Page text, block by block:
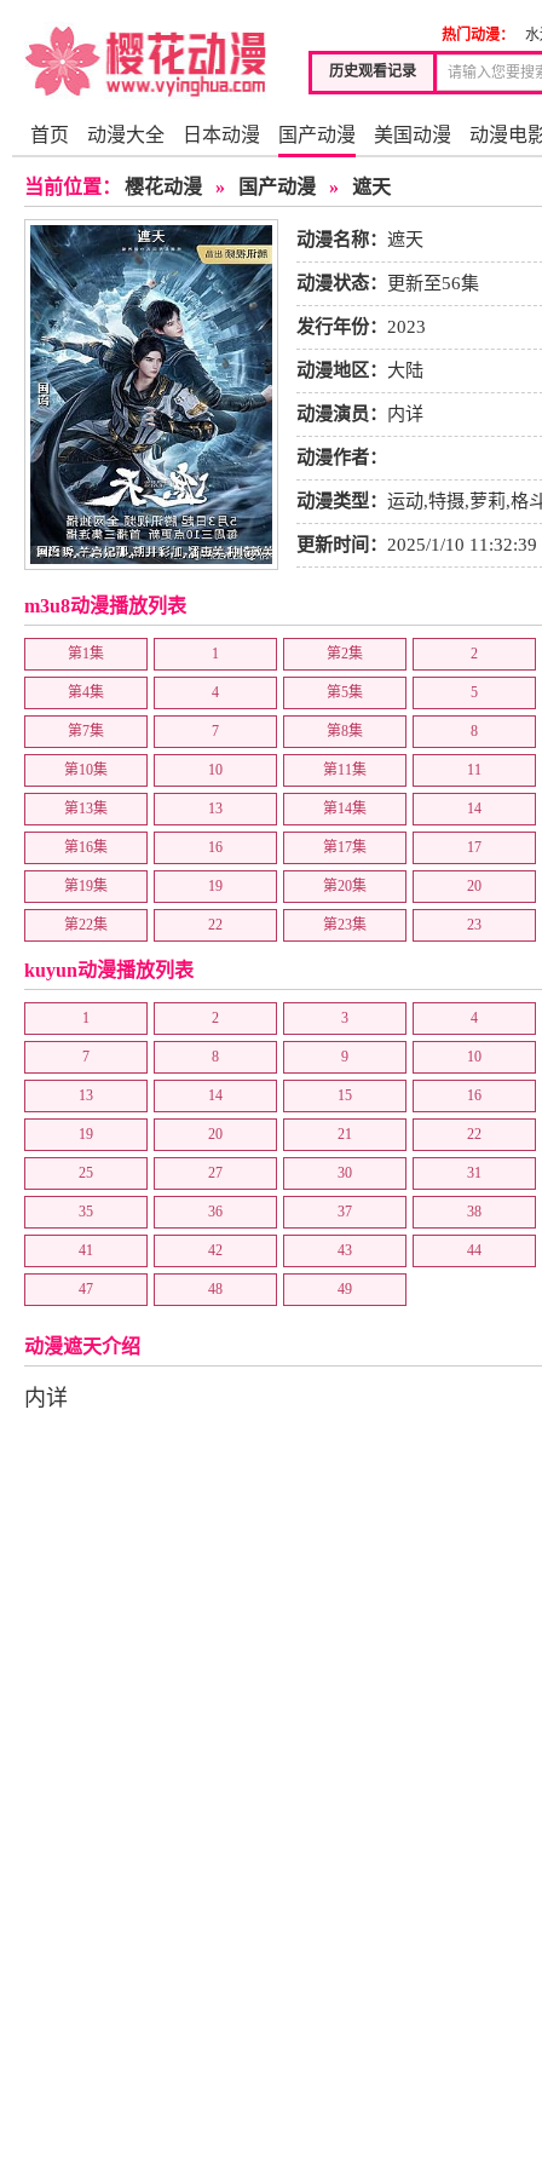
历史观看记录
热门动漫：
首页 动漫大全 日本动漫 国产动漫 美国动漫 动漫电
当前位置： 樱花动漫 » 国产动漫 » 遮天
动漫名称： 遮天
动漫状态： 更新至56集
发行年份： 2023
动漫地区： 大陆
动漫演员： 内详
动漫作者：
动漫类型： 运动,特摄,萝莉,格
热血,机战, 恐怖,艺术,搞笑,少
志,爱情,惊悚,教育,奇幻,穿越,
乐,LOLI,社会, 百合,少年,剧情,
更新时间： 2025/1/10 11:32:39
m3u8动漫播放列表
第1集 1 第2集 2
第4集 4 第5集 5
第7集 7 第8集 8
第10集 10 第11集 11
第13集 13 第14集 14
第16集 16 第17集 17
第19集 19 第20集 20
第22集 22 第23集 23
第25集
第31集 31 第33集 33
第35集 35 第36集 36
第38集 38 第39集 39
第41集 第42集 第43集 43
第45集 45 第46集 46
第48集 48 第49集 49
第51集 51 第52集 52
第54集 54 第55集
kuyun动漫播放列表
1 2 3 4
7 8 9 10
13 14 15 16
19 20 21 22
25 27 30 31
35 36 37 38
41 42 43 44
47 48 49
动漫遮天介绍
内详